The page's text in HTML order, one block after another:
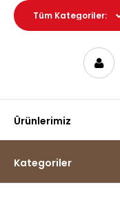
Ürünlerimiz
Kategoriler